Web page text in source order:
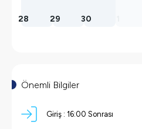
28 29 30
Önemli Bilgiler
Giriş : 16:00 Sonrası